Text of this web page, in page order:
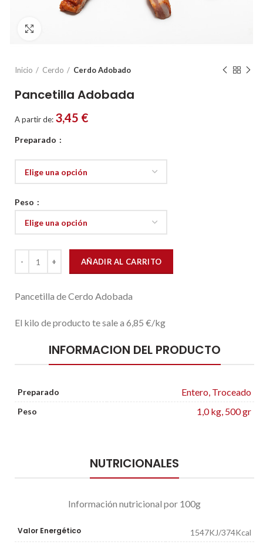
Inicio Cerdo Cerdo Adobado
Pancetilla Adobada
A partir de: 3,45 €
Preparado
Peso
AÑADIR AL CARRITO
Pancetilla de Cerdo Adobada
El kilo de producto te sale a 6,85 €/kg
INFORMACION DEL PRODUCTO
Preparado Entero, Troceado
Peso 1,0 kg, 500 gr
NUTRICIONALES
Información nutricional por 100g
Valor Energético
1547KJ/374Kcal